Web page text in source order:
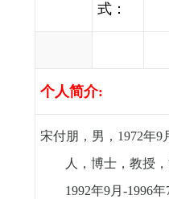
式：
个人简介:
宋付朋，男， 1972年9
人，博士，教授
1992年9月-1996年